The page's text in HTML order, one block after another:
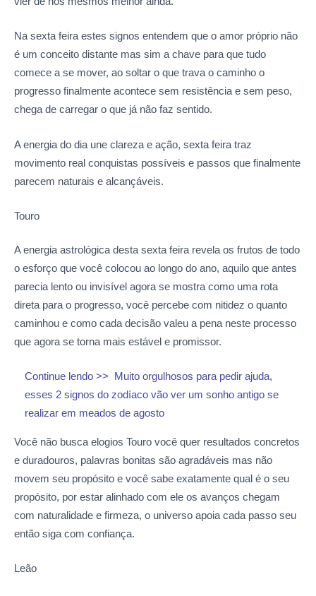
Na sexta feira estes signos entendem que o amor próprio não
é um conceito distante mas sim a chave para que tudo
comece a se mover, ao soltar o que trava o caminho o
progresso finalmente acontece sem resistência e sem peso,
chega de carregar o que já não faz sentido.
A energia do dia une clareza e ação, sexta feira traz
movimento real conquistas possíveis e passos que finalmente
parecem naturais e alcançáveis.
Touro
A energia astrológica desta sexta feira revela os frutos de todo
o esforço que você colocou ao longo do ano, aquilo que antes
parecia lento ou invisível agora se mostra como uma rota
direta para o progresso, você percebe com nitidez o quanto
caminhou e como cada decisão valeu a pena neste processo
que agora se torna mais estável e promissor.
Continue lendo >>
Muito orgulhosos para pedir ajuda,
esses 2 signos do zodíaco vão ver um sonho antigo se
realizar em meados de agosto
Você não busca elogios Touro você quer resultados concretos
e duradouros, palavras bonitas são agradáveis mas não
movem seu propósito e você sabe exatamente qual é o seu
propósito, por estar alinhado com ele os avanços chegam
com naturalidade e firmeza, o universo apoia cada passo seu
então siga com confiança.
Leão